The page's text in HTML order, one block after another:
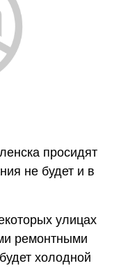
просидят
не будет и в
улицах
ремонтными
холодной